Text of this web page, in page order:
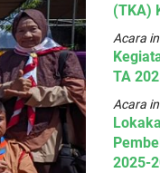
(TKA)
Acara
TA
Acara
2025-